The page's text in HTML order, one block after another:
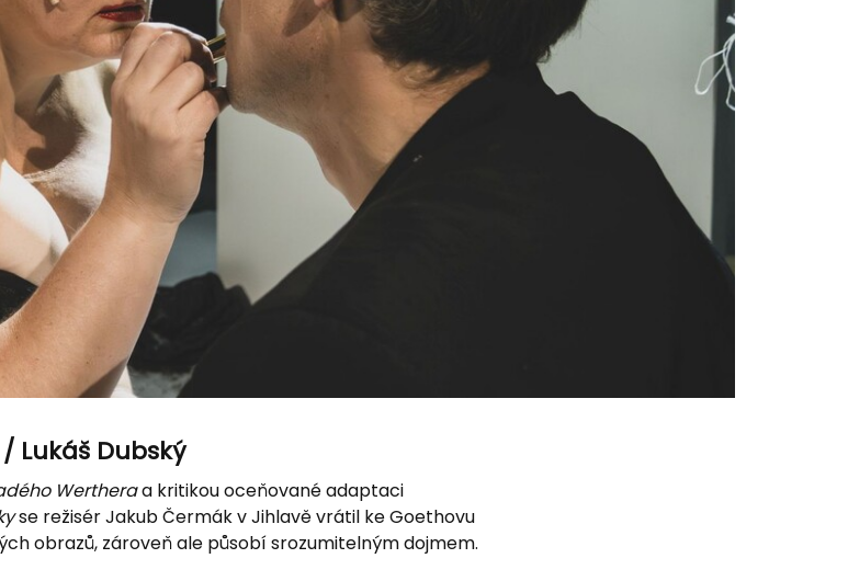
/ Lukáš Dubský
Wertheraa kritikou oceňované adaptaci
se režisér Jakub Čermák v Jihlavě vrátil ke Goethovu
obrazů, zároveň ale působí srozumitelným dojmem.